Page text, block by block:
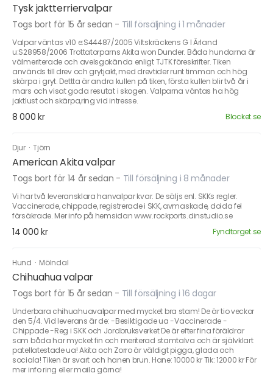
Tysk jaktterriervalpar
Togs bort för 15 år sedan - Till försäljning i 1 månader
Valpar väntas v10 e:S44487/2005 Viltskräckens G I Ärland
u:S28958/2006 Trottatorparns Akita won Dunder. Båda hundarna är
välmeriterade och avelsgokända enligt TJTK föreskrifter. Tiken
används till drev och grytjakt, med drevtider runt timman och hög
skärpa i gryt. Dettta är andra kullen på tiken, första kullen blir två år i
mars och visat goda resutat i skogen. Valparna väntas ha hög
jaktlust och skärpa,ring vid intresse.
8 000 kr Blocket.se
Djur ·Tjörn
American Akita valpar
Togs bort för 14 år sedan - Till försäljning i 8 månader
Vi har två leveransklara hanvalpar kvar. De säljs enl. SKKs regler.
Vaccinerade, chippade, registrerade i SKK, avmaskade, dolda fel
försäkrade. Mer info på hemsidan www.rockports.dinstudio.se
14 000 kr Fyndtorget.se
Hund · Mölndal
Chihuahua valpar
Togs bort för 15 år sedan - Till försäljning i 16 dagar
Underbara chihuahuavalpar med mycket bra stam! De är tio veckor
den 5/4. Vid leverans är de: -Besiktigade ua -Vaccinerade -
Chippade -Reg i SKK och Jordbruksverket De är efter fina föräldrar
som båda har mycket fin och meriterad stamtalva och är självklart
patellatestade ua! Akita och Zorro är väldigt pigga, glada och
sociala! Tiken är svart och hanen brun. Hane: 10000 kr Tik: 12000 kr För
mer info ring eller maila gärna!